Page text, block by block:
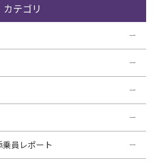
カテゴリ
乗員レポート